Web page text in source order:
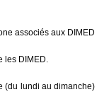
associés aux DIMED
les DIMED.
(du lundi au dimanche)